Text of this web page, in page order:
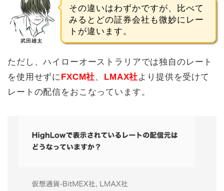
武田雄太
その違いはわずかですが、比べて
みるとどの証券会社も微妙にレー
トが違います。
ただし、ハイローオーストラリアでは独自のレート
を使用せずに FXCM社、 LMAX社より提供を受けて
レートの配信をおこなっています。